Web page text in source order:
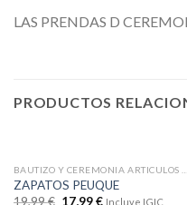
LAS PRENDAS D
PRODUCTOS
ZAPATOS PEUQUE
19,99€ 17,99€ Incluye IGIC